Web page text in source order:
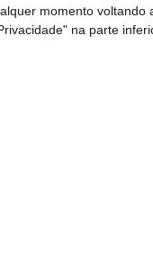
momento voltando
na parte